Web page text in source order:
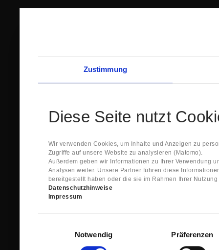
Zustimmung
Diese Seite nutzt
Wir verwenden Cookies, um Inhalte und Anzeigen zu
Zugriffe auf unsere Website zu analysieren (Matomo).
Außerdem geben wir Informationen zu Ihrer Verwendung
Analysen weiter. Unsere Partner führen diese
bereitgestellt haben oder die sie im Rahmen Ihrer
Datenschutzhinweise
Impressum
Notwendig
Präferenzen